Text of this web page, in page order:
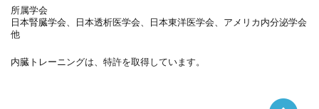
所属学会
日本腎臓学会、日本透析医学会、日本東洋医学会、アメリカ内分泌学会
他
内臓トレーニングは、特許を取得しています。